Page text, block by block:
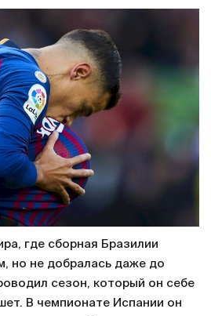
где сборная Бразилии
но не добралась даже до
сезон, который он себе
В чемпионате Испании он